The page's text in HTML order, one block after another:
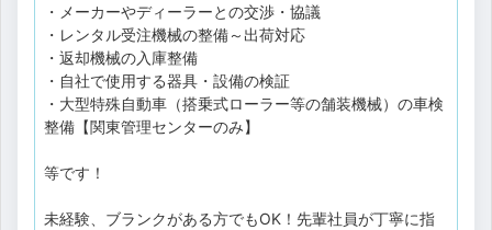
・メーカーやディーラーとの交渉・協議
・レンタル受注機械の整備～出荷対応
・返却機械の入庫整備
・自社で使用する器具・設備の検証
・大型特殊自動車（搭乗式ローラー等の舗装機械）の車検
整備【関東管理センターのみ】
等です！
未経験、ブランクがある方でもOK！先輩社員が丁寧に指